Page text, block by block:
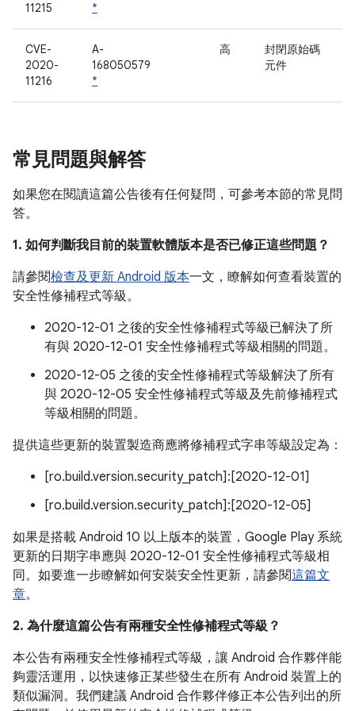
11215 *
CVE-
2020-
11216
A-
168050579
*
高
封閉原始碼
元件
常見問題與解答
如果您在閱讀這篇公告後有任何疑問，可參考本節的常見問
答。
1. 如何判斷我目前的裝置軟體版本是否已修正這些問題？
請參閱檢查及更新 Android 版本一文，瞭解如何查看裝置的
安全性修補程式等級。
2020-12-01 之後的安全性修補程式等級已解決了所
有與 2020-12-01 安全性修補程式等級相關的問題。
2020-12-05 之後的安全性修補程式等級解決了所有
與 2020-12-05 安全性修補程式等級及先前修補程式
等級相關的問題。
提供這些更新的裝置製造商應將修補程式字串等級設定為：
[ro.build.version.security_patch]:[2020-12-01]
[ro.build.version.security_patch]:[2020-12-05]
如果是搭載 Android 10 以上版本的裝置，Google Play 系統
更新的日期字串應與 2020-12-01 安全性修補程式等級相
同。如要進一步瞭解如何安裝安全性更新，請參閱這篇文
章。
2. 為什麼這篇公告有兩種安全性修補程式等級？
本公告有兩種安全性修補程式等級，讓 Android 合作夥伴能
夠靈活運用，以快速修正某些發生在所有 Android 裝置上的
類似漏洞。我們建議 Android 合作夥伴修正本公告列出的所